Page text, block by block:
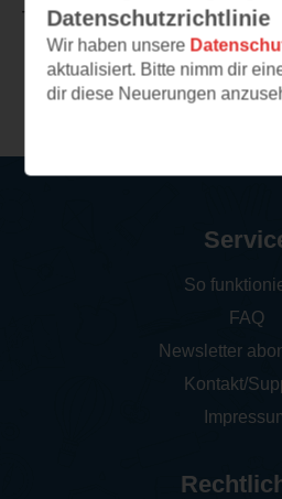
TEILEN
Weitere Leseeindrücke
Datenschutzrichtlinie
Wir haben unsere
aktualisiert. Bitte nimm dir
dir diese Neuerungen
So
FAQ
Newsletter
Kontakt/